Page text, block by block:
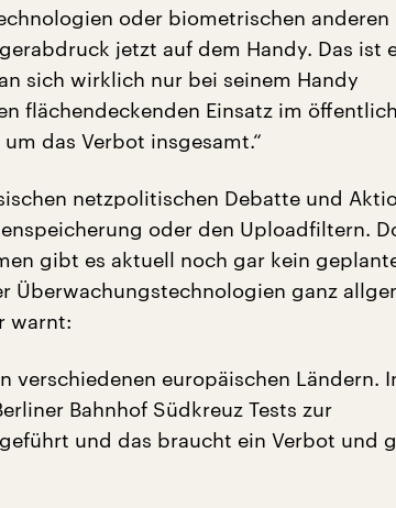
oder biometrischen anderen
jetzt auf dem Handy. Das ist
sich wirklich nur bei seinem Handy
flächendeckenden Einsatz im
das Verbot insgesamt.“
netzpolitischen Debatte und
oder den Uploadfiltern.
gibt es aktuell noch gar kein
Überwachungstechnologien ganz
warnt:
verschiedenen europäischen Ländern.
Bahnhof Südkreuz Tests zur
und das braucht ein Verbot und